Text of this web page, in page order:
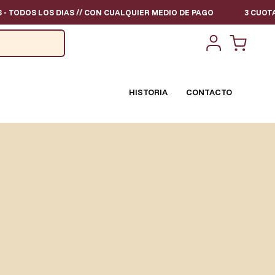
LOS DIAS // CON CUALQUIER MEDIO DE PAGO 3 CUOTAS
HISTORIA CONTACTO